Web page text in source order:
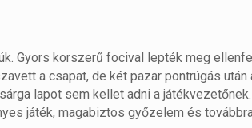
Gyors korszerű focival lepték meg
a csapat, de két pazar pontrúgás után
lapot sem kellet adni a játékvezetőnek.
játék, magabiztos győzelem és